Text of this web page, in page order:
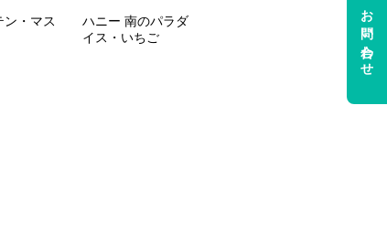
ン・マス
ハニー 南のパラダ
イス・いちご
お問い合わせ